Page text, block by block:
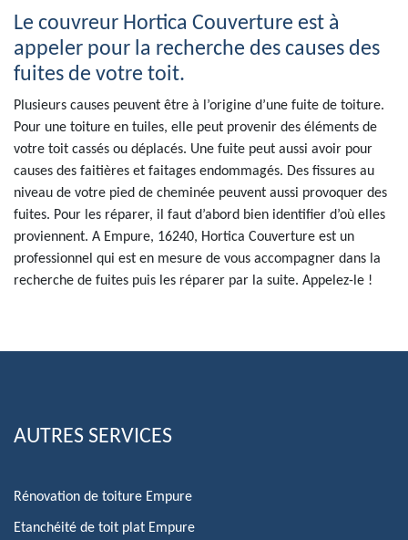
Le couvreur Hortica Couverture est à
appeler pour la recherche des causes des
fuites de votre toit.
Plusieurs causes peuvent être à l’origine d’une fuite de toiture.
Pour une toiture en tuiles, elle peut provenir des éléments de
votre toit cassés ou déplacés. Une fuite peut aussi avoir pour
causes des faitières et faitages endommagés. Des fissures au
niveau de votre pied de cheminée peuvent aussi provoquer des
fuites. Pour les réparer, il faut d’abord bien identifier d’où elles
proviennent. A Empure, 16240, Hortica Couverture est un
professionnel qui est en mesure de vous accompagner dans la
recherche de fuites puis les réparer par la suite. Appelez-le !
AUTRES SERVICES
Rénovation de toiture Empure
Etanchéité de toit plat Empure